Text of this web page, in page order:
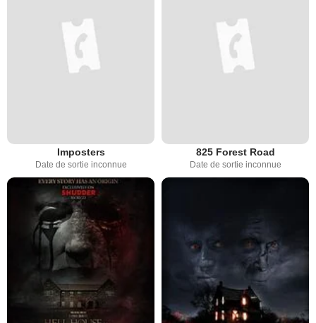
Imposters
Date de sortie inconnue
825 Forest Road
Date de sortie inconnue